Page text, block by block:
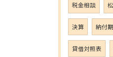
税金相談
決算 納付
貸借対照表